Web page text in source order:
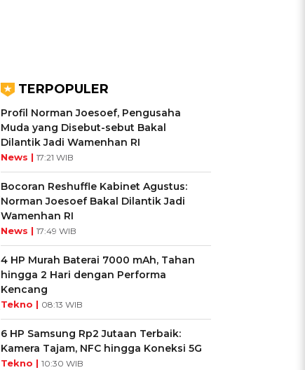
TERPOPULER
Profil Norman Joesoef, Pengusaha
Muda yang Disebut-sebut Bakal
Dilantik Jadi Wamenhan RI
News | 17:21 WIB
Bocoran Reshuffle Kabinet Agustus:
Norman Joesoef Bakal Dilantik Jadi
Wamenhan RI
News | 17:49 WIB
4 HP Murah Baterai 7000 mAh, Tahan
hingga 2 Hari dengan Performa
Kencang
Tekno | 08:13 WIB
6 HP Samsung Rp2 Jutaan Terbaik:
Kamera Tajam, NFC hingga Koneksi 5G
Tekno | 10:30 WIB